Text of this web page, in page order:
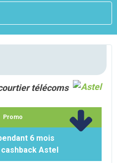
télécoms
Promo
6 mois
cashback Astel